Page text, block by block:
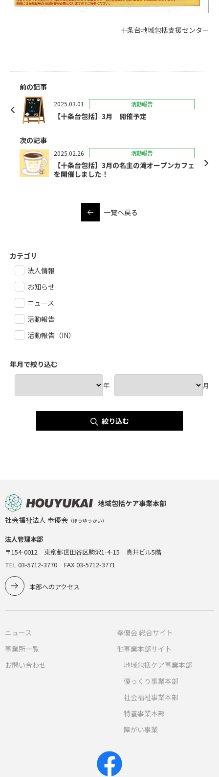
十条台地域包括支援センター
前の記事
2025.03.01 活動報告
【十条台包括】3月 開催予定
次の記事
2025.02.26 活動報告
【十条台包括】3月の名主の滝オープンカフェ
を開催しました！
一覧へ戻る
カテゴリ
法人情報
お知らせ
ニュース
活動報告
活動報告（IN）
年月で絞り込む
年 月
絞り込む
地域包括ケア事業本部
社会福祉法人 奉優会 （ほうゆうかい）
法人管理本部
〒154-0012 東京都世田谷区駒沢1-4-15 真井ビル5階
TEL 03-5712-3770 FAX 03-5712-3771
本部へのアクセス
ニュース
事業所一覧
お問い合わせ
奉優会 総合サイト
他事業本部サイト
地域包括ケア事業本部
優っくり事業本部
社会福祉事業本部
特養事業本部
障がい事業